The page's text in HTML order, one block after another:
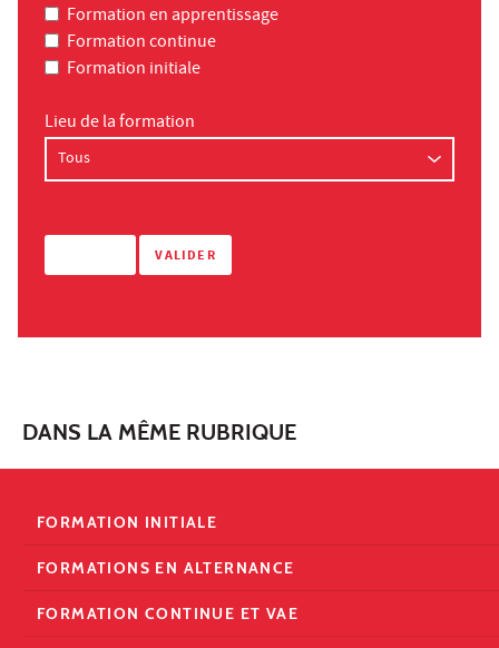
Formation en apprentissage
Formation continue
Formation initiale
Lieu de la formation
DANS LA MÊME RUBRIQUE
FORMATION INITIALE
FORMATIONS EN ALTERNANCE
FORMATION CONTINUE ET VAE